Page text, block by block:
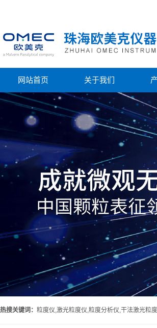
网站首页 关于我们
热搜关键词： 粒度仪,激光粒度仪,粒度分析仪,干法激光粒